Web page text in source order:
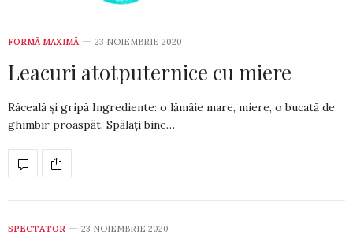
FORMĂ MAXIMĂ 23 NOIEMBRIE 2020
Leacuri atotputernice cu miere
Răceală și gripă Ingrediente: o lămâie ma­re, miere, o bucată de
ghimbir proaspăt. Spălați bine…
SPECTATOR 23 NOIEMBRIE 2020